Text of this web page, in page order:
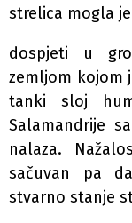
strelica mogla je
dospjeti u
zemljom kojom
tanki sloj
Salamandrije
nalaza.
sačuvan pa
stvarno stanje